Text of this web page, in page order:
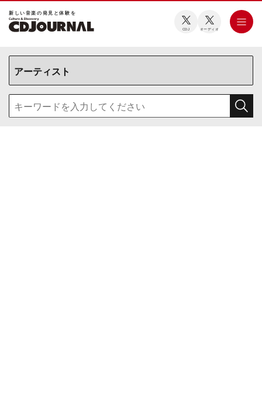
新しい⾳楽の発⾒と体験を
CDJ オーディオ